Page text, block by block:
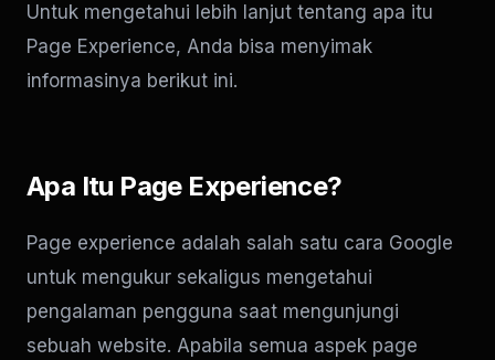
Untuk mengetahui lebih lanjut tentang apa itu
Page Experience, Anda bisa menyimak
informasinya berikut ini.
Apa Itu Page Experience?
Page experience adalah salah satu cara Google
untuk mengukur sekaligus mengetahui
pengalaman pengguna saat mengunjungi
sebuah website. Apabila semua aspek page